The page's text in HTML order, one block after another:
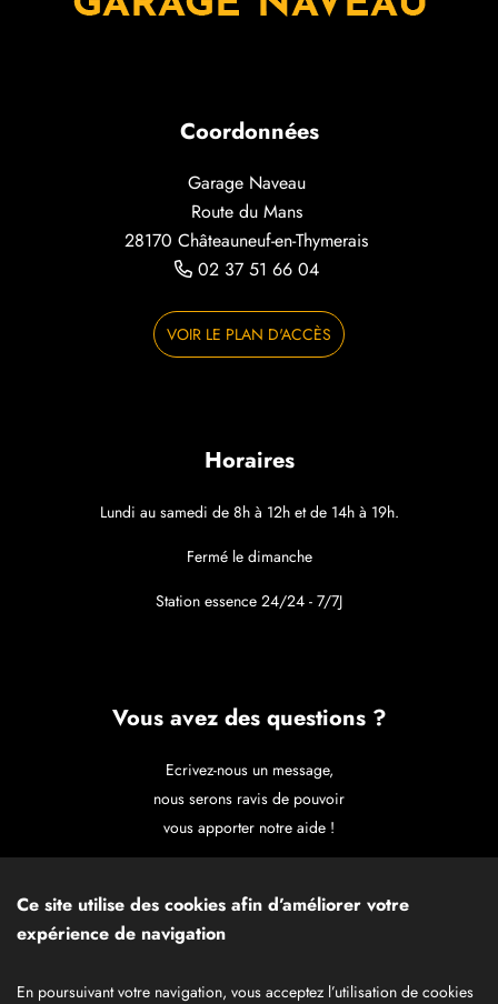
Coordonnées
Garage Naveau
Route du Mans
28170 Châteauneuf-en-Thymerais
02 37 51 66 04
VOIR LE PLAN D'ACCÈS
Horaires
Lundi au samedi de 8h à 12h et de 14h à 19h.
Fermé le dimanche
Station essence 24/24 - 7/7J
Vous avez des questions ?
Ecrivez-nous un message,
nous serons ravis de pouvoir
vous apporter notre aide !
CONTACTEZ-NOUS
Ce site utilise des cookies afin d’améliorer votre
expérience de navigation
En poursuivant votre navigation, vous acceptez l’utilisation de cookies